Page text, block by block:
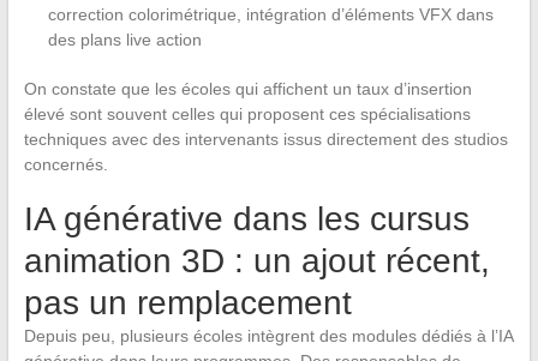
correction colorimétrique, intégration d’éléments VFX dans
des plans live action
On constate que les écoles qui affichent un taux d’insertion
élevé sont souvent celles qui proposent ces spécialisations
techniques avec des intervenants issus directement des studios
concernés.
IA générative dans les cursus
animation 3D : un ajout récent,
pas un remplacement
Depuis peu, plusieurs écoles intègrent des modules dédiés à l’IA